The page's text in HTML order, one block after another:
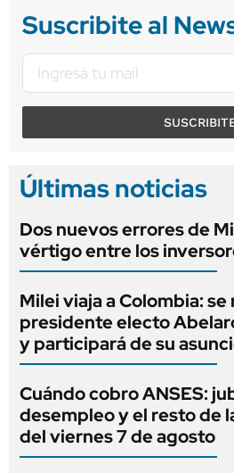
Suscribite al
Últimas noticias
Dos nuevos errores de
vértigo entre los
Milei viaja a Colombia:
presidente electo
y participará de su
Cuándo cobro ANSES:
desempleo y el resto de
del viernes 7 de agosto